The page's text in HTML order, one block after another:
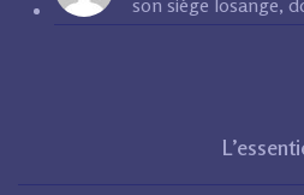
son siège losange,